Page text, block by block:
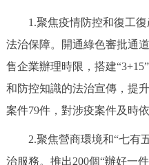
個人服務 法
便民服務 利
政民互動
1.聚焦疫情防控和復工復
法治保障。開通綠色審批通
售企業辦理時限，搭建
和防控知識的法治宣傳，提
案件79件，對涉疫案件及時
2.聚焦營商環境和“七有五
治服務。推出200個“辦好一